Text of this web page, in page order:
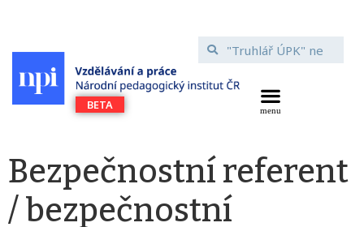
Bezpečnostní referent
/ bezpečnostní